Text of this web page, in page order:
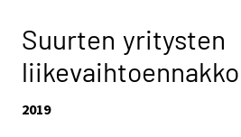
Suurten yritysten
liikevaihtoennakko
2019